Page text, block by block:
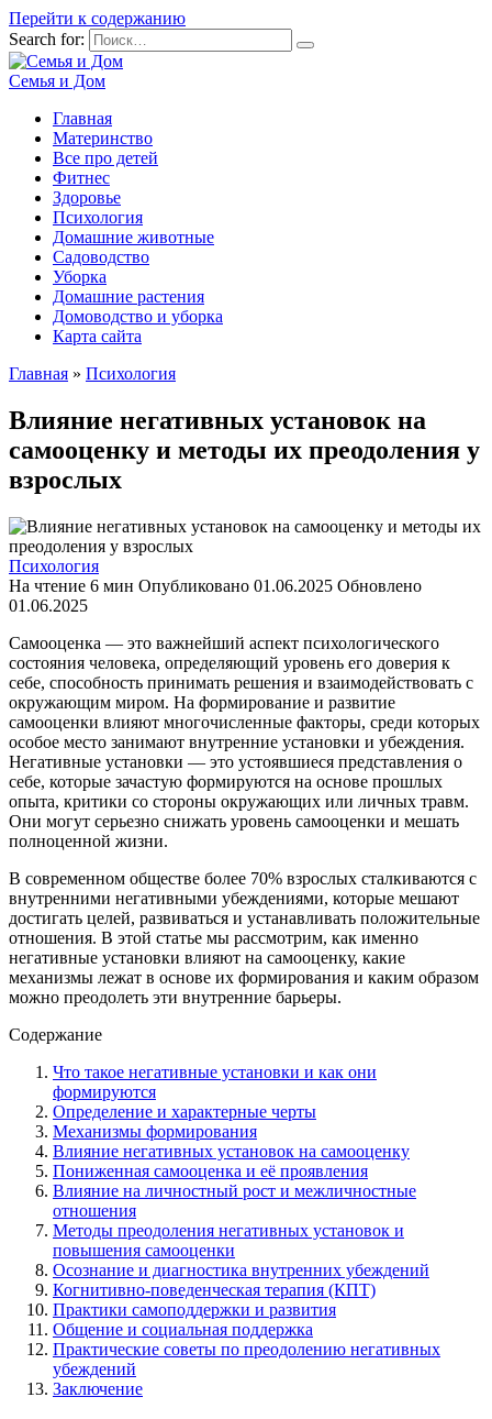
Перейти к содержанию
Search for:
Семья и Дом
Главная
Материнство
Все про детей
Фитнес
Здоровье
Психология
Домашние животные
Садоводство
Уборка
Домашние растения
Домоводство и уборка
Карта сайта
Главная » Психология
Влияние негативных установок на
самооценку и методы их преодоления у
взрослых
Психология
На чтение 6 мин Опубликовано 01.06.2025 Обновлено
01.06.2025
Самооценка — это важнейший аспект психологического
состояния человека, определяющий уровень его доверия к
себе, способность принимать решения и взаимодействовать с
окружающим миром. На формирование и развитие
самооценки влияют многочисленные факторы, среди которых
особое место занимают внутренние установки и убеждения.
Негативные установки — это устоявшиеся представления о
себе, которые зачастую формируются на основе прошлых
опыта, критики со стороны окружающих или личных травм.
Они могут серьезно снижать уровень самооценки и мешать
полноценной жизни.
В современном обществе более 70% взрослых сталкиваются с
внутренними негативными убеждениями, которые мешают
достигать целей, развиваться и устанавливать положительные
отношения. В этой статье мы рассмотрим, как именно
негативные установки влияют на самооценку, какие
механизмы лежат в основе их формирования и каким образом
можно преодолеть эти внутренние барьеры.
Содержание
Что такое негативные установки и как они
формируются
Определение и характерные черты
Механизмы формирования
Влияние негативных установок на самооценку
Пониженная самооценка и её проявления
Влияние на личностный рост и межличностные
отношения
Методы преодоления негативных установок и
повышения самооценки
Осознание и диагностика внутренних убеждений
Когнитивно-поведенческая терапия (КПТ)
Практики самоподдержки и развития
Общение и социальная поддержка
Практические советы по преодолению негативных
убеждений
Заключение